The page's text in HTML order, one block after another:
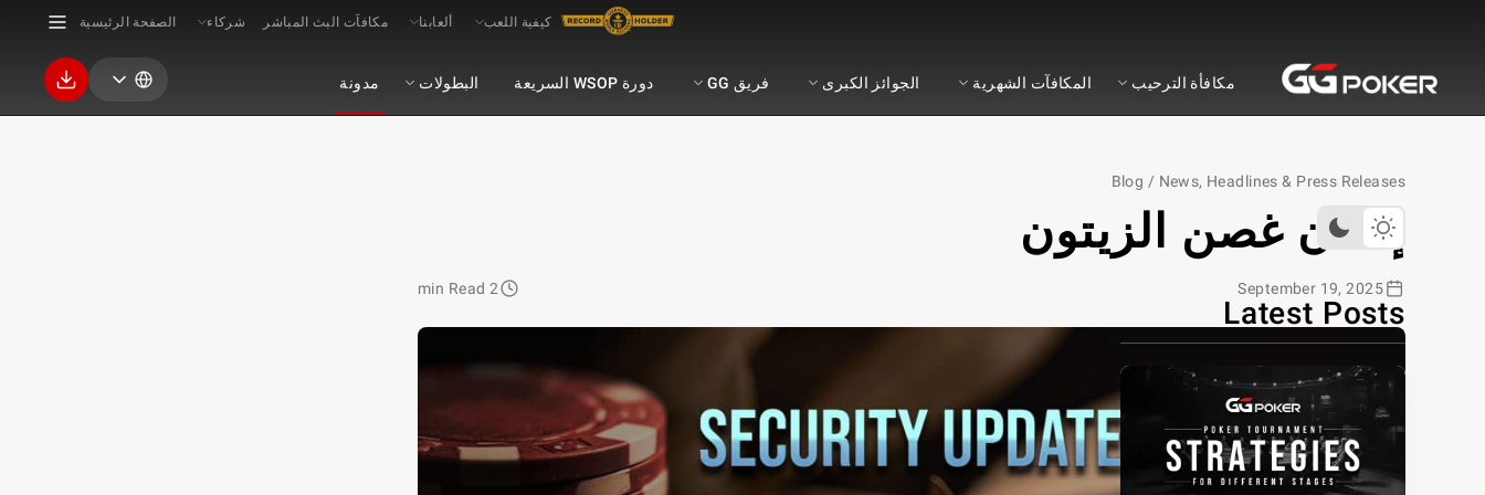
كيفية اللعب ألعابنا مكافآت البث المباشر شركاء الصفحة الرئيسية
مكافأة الترحيب المكافآت الشهرية الجوائز الكبرى فريق GG دورة WSOP السريعة البطولات مدونة
Blog / News, Headlines & Press Releases
إعلان غصن الزيتون
September 19, 2025
2 min Read
Latest Posts